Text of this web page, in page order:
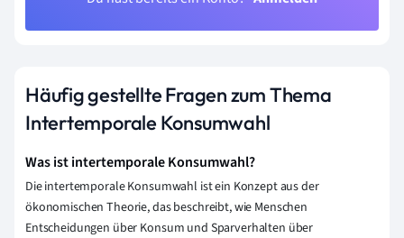
Häufig gestellte Fragen zum Thema
Intertemporale Konsumwahl
Was ist intertemporale Konsumwahl?
Die intertemporale Konsumwahl ist ein Konzept aus der
ökonomischen Theorie, das beschreibt, wie Menschen
Entscheidungen über Konsum und Sparverhalten über